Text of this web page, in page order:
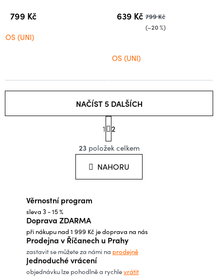
799 Kč
OS (UNI)
639 Kč 799 Kč
(–20 %)
OS (UNI)
O
v
l
á
í
p
r
v
NAČÍST 5 DALŠÍCH
S
t
r
á
n
k
1
2
23 položek celkem
NAHORU
Věrnostní program
sleva 3 - 15 %
Doprava ZDARMA
při nákupu nad 1 999 Kč je doprava na nás
Prodejna v Říčanech u Prahy
zastavit se můžete za námi na prodejně
Jednoduché vrácení
objednávku lze pohodlně a rychlevrátit